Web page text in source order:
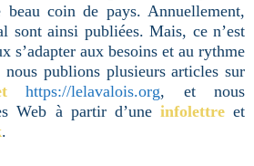
coin de pays. Annuellement,
sont ainsi publiées. Mais, ce n’est
s’adapter aux besoins et au rythme
publions plusieurs articles sur
https://lelavalois.org, et nous
Web à partir d’une infolettreet
.